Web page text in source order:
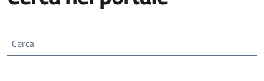
Cerca